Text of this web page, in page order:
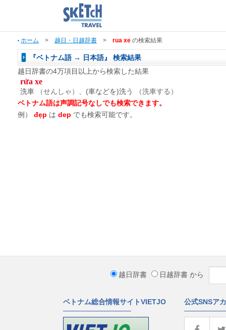
ホーム > 越日・日越辞書 > rua xe の検索結果
『ベトナム語 → 日本語』 検索結果
越日辞書の4万項目以上から検索した結果
rửa xe
洗車 （せんしゃ） 、(車などを)洗う
（洗車する）
ベトナム語は声調記号なしでも検索できます。
例）
đẹp は dep でも検索可能です。
越日辞書 日越辞書 から
ベトナム総合情報サイトVIETJO 公式SNSア